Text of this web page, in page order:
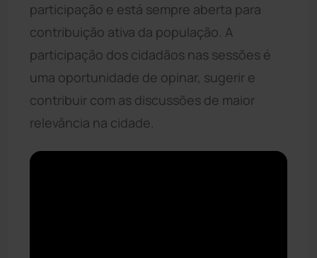
participação e está sempre aberta para
contribuição ativa da população. A
participação dos cidadãos nas sessões é
uma oportunidade de opinar, sugerir e
contribuir com as discussões de maior
relevância na cidade.